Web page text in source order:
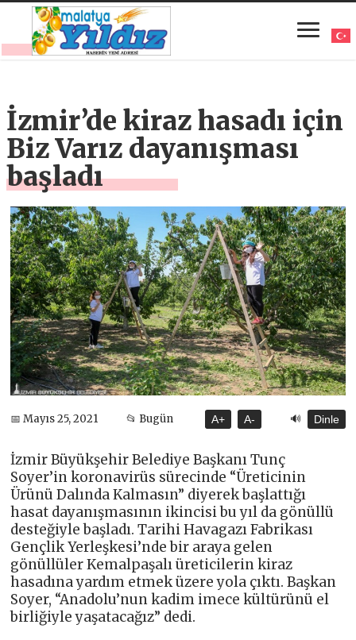
İzmir’de kiraz hasadı için
Biz Varız dayanışması
başladı
📅 Mayıs 25, 2021 📂 Bugün A+ A- 🔊 Dinle
İzmir Büyükşehir Belediye Başkanı Tunç
Soyer’in koronavirüs sürecinde “Üreticinin
Ürünü Dalında Kalmasın” diyerek başlattığı
hasat dayanışmasının ikincisi bu yıl da gönüllü
desteğiyle başladı. Tarihi Havagazı Fabrikası
Gençlik Yerleşkesi’nde bir araya gelen
gönüllüler Kemalpaşalı üreticilerin kiraz
hasadına yardım etmek üzere yola çıktı. Başkan
Soyer, “Anadolu’nun kadim imece kültürünü el
birliğiyle yaşatacağız” dedi.